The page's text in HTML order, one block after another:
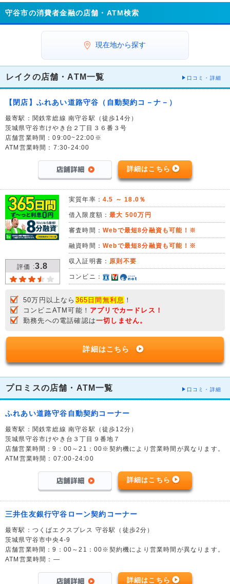
守谷市の消費者金融の店舗・ATM検索
現在地から探す
レイクの店舗・ATM一覧 口コミ・詳細
【閉店】ふれあい道路守谷（自動契約コ－ナ－）
最寄駅：関鉄常総線 南守谷駅（徒歩14分）
茨城県守谷市けやき台２丁目３６番３号
店舗営業時間：09:00~22:00※
ATM営業時間：7:30-24:00
詳細はこちら
評価 :3.8
実質年率： 4.5 ～ 18.0％
借入限度額：最大 500万円
審査時間： Webで最短8分融資も可能！※
融資時間： Webで最短8分融資も可能！※
収入証明書： 原則不要
コンビニ：
50万円以上なら 365日間無利息 ！
コンビニATM可能！ アプリでカードレス！
勤務先への電話確認は一切しません。
詳細はこちら
プロミスの店舗・ATM一覧 口コミ・詳細
ふれあい道路守谷自動契約コーナー
最寄駅：関鉄常総線 南守谷駅（徒歩12分）
茨城県守谷市けやき台３丁目９番地７
店舗営業時間：9：00～21：00※契約機により営業時間が異なります。
ATM営業時間：07:00-24:00
詳細はこちら
三井住友銀行守谷ローン契約コーナー
最寄駅：つくばエクスプレス 守谷駅（徒歩2分）
茨城県守谷市中央4-9
店舗営業時間：9：00～21：00※契約機により営業時間が異なります。
ATM営業時間：―
詳細はこちら